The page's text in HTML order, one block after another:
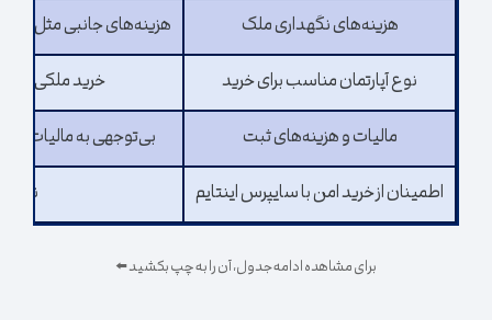
هزینه‌های نگهداری ملک
هزینه‌های جانبی مثل
نوع آپارتمان مناسب برای خرید
خرید ملکی که
مالیات و هزینه‌های ثبت
بی‌توجهی به مالیات‌ها
اطمینان از خرید امن با سایپرس اینتایم
برای مشاهده ادامه جدول، آن را به چپ بکشید ⬅️